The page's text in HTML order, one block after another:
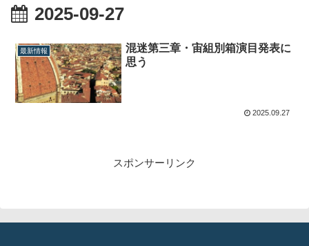
2025-09-27
最新情報
混迷第三章・宙組別箱演目発表に
思う
2025.09.27
スポンサーリンク